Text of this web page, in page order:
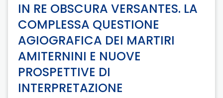
IN RE OBSCURA VERSANTES. LA
COMPLESSA QUESTIONE
AGIOGRAFICA DEI MARTIRI
AMITERNINI E NUOVE
PROSPETTIVE DI
INTERPRETAZIONE